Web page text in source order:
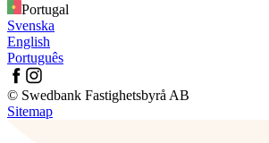
Portugal
Svenska
English
Português
© Swedbank Fastighetsbyrå AB
Sitemap